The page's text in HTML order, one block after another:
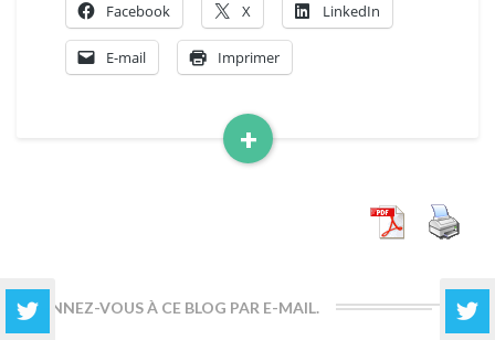
+
Read
Facebook X LinkedIn
E-mail Imprimer
ABONNEZ-VOUS À CE BLOG PAR E-MAIL.